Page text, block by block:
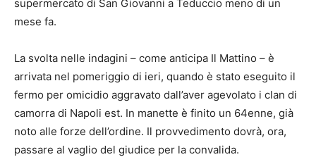
supermercato di San Giovanni a Teduccio meno di un
mese fa.
La svolta nelle indagini – come anticipa Il Mattino – è
arrivata nel pomeriggio di ieri, quando è stato eseguito il
fermo per omicidio aggravato dall’aver agevolato i clan di
camorra di Napoli est. In manette è finito un 64enne, già
noto alle forze dell’ordine. Il provvedimento dovrà, ora,
passare al vaglio del giudice per la convalida.